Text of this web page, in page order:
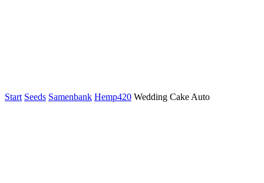
Start Seeds Samenbank Hemp420 Wedding Cake Auto